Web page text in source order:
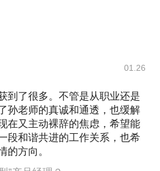
01.26
到了很多。不管是从职业还是
孙老师的真诚和通透，也缓解
在又主动裸辞的焦虑，希望能
段和谐共进的工作关系，也希
的方向。